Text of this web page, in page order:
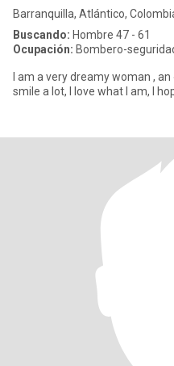
Barranquilla, Atlántico,
Buscando: Hombre 47 - 61
Ocupación: Bombero-
I am a very dreamy woman ,
smile a lot, I love what I am, I